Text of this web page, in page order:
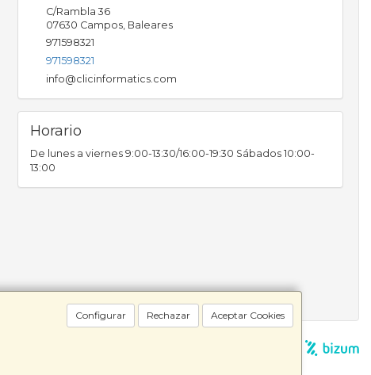
Configurar Rechazar Aceptar Cookies
C/Rambla 36
07630 Campos, Baleares
971598321
971598321
info@clicinformatics.com
Horario
De lunes a viernes 9:00-13:30/16:00-19:30 Sábados 10:00-
13:00